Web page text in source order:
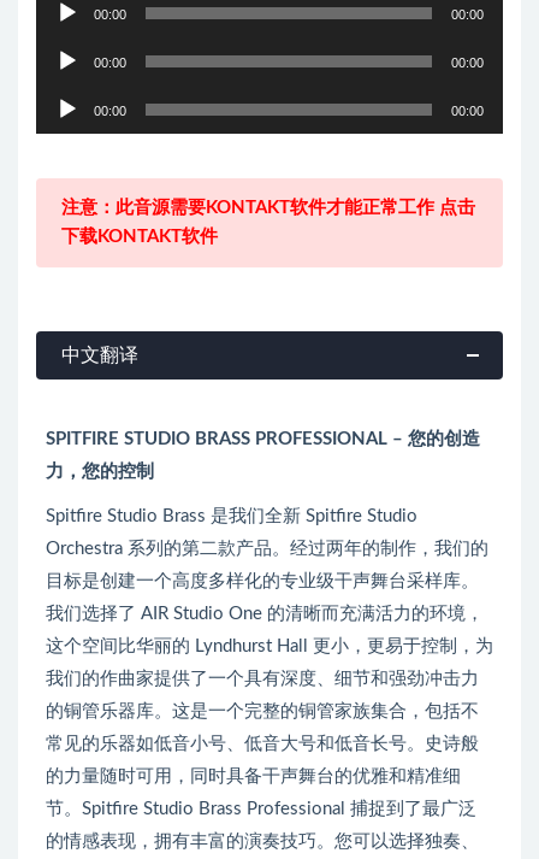
00:00 00:00
放
00:00 00:00
放
00:00 00:00
注意：此音源需要KONTAKT软件才能正常工作 点击
下载KONTAKT软件
中文翻译
SPITFIRE STUDIO BRASS PROFESSIONAL – 您的创造
力，您的控制
Spitfire Studio Brass 是我们全新 Spitfire Studio
Orchestra 系列的第二款产品。经过两年的制作，我们的
目标是创建一个高度多样化的专业级干声舞台采样库。
我们选择了 AIR Studio One 的清晰而充满活力的环境，
这个空间比华丽的 Lyndhurst Hall 更小，更易于控制，为
我们的作曲家提供了一个具有深度、细节和强劲冲击力
的铜管乐器库。这是一个完整的铜管家族集合，包括不
常见的乐器如低音小号、低音大号和低音长号。史诗般
的力量随时可用，同时具备干声舞台的优雅和精准细
节。Spitfire Studio Brass Professional 捕捉到了最广泛
的情感表现，拥有丰富的演奏技巧。您可以选择独奏、